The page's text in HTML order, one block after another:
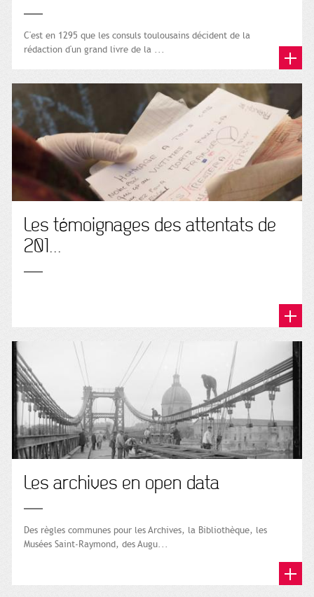
C'est en 1295 que les consuls toulousains décident de la
rédaction d'un grand livre de la ...
Les témoignages des attentats de
201...
Les archives en open data
Des règles communes pour les Archives, la Bibliothèque, les
Musées Saint-Raymond, des Augu...